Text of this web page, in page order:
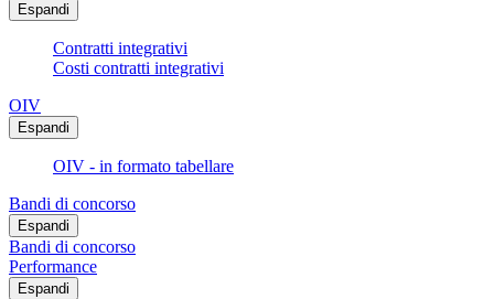
Espandi
Contratti integrativi
Costi contratti integrativi
OIV
Espandi
OIV - in formato tabellare
Bandi di concorso
Espandi
Bandi di concorso
Performance
Espandi